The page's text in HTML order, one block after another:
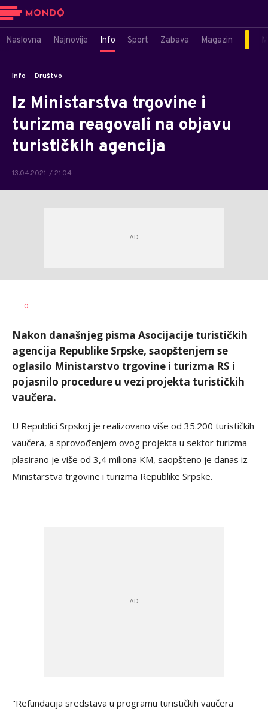
Naslovna Najnovije Info Sport Zabava Magazin
Info Društvo
Iz Ministarstva trgovine i
turizma reagovali na objavu
turističkih agencija
13.04.2021. / 21:04
AUTOR
0
Nakon današnjeg pisma Asocijacije turističkih
agencija Republike Srpske, saopštenjem se
oglasilo Ministarstvo trgovine i turizma RS i
pojasnilo procedure u vezi projekta turističkih
vaučera.
U Republici Srpskoj je realizovano više od 35.200 turističkih
vaučera, a sprovođenjem ovog projekta u sektor turizma
plasirano je više od 3,4 miliona KM, saopšteno je danas iz
Ministarstva trgovine i turizma Republike Srpske.
"Refundacija sredstava u programu turističkih vaučera